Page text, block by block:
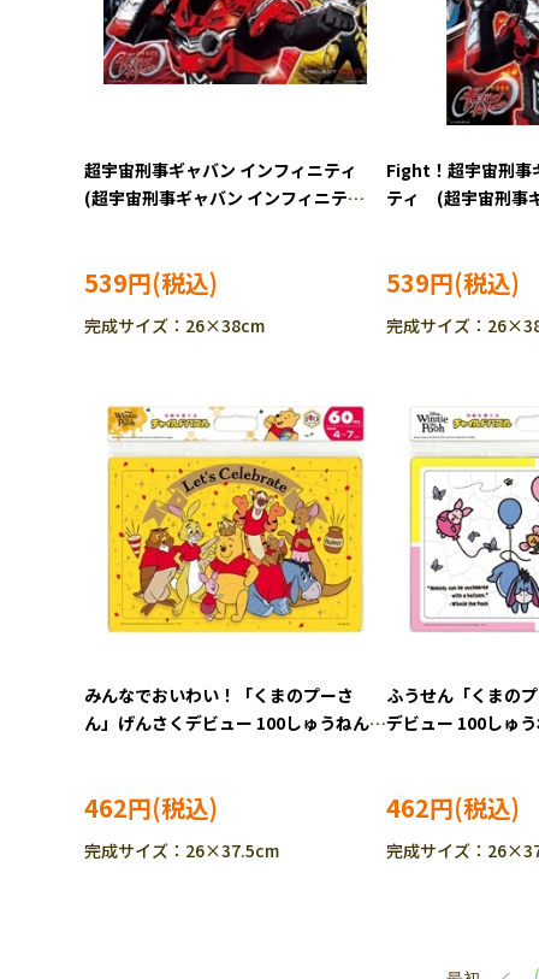
超宇宙刑事ギャバン インフィニティ
(超宇宙刑事ギャバン インフィニテ
539円
完成サイズ：26×38cm
Fight！超宇宙刑事
ティ (超宇宙刑事
539円
完成サイズ：
みんなでおいわい！「くまのプーさ
ん」げんさくデビュー 100しゅうねん
462円
完成サイズ：26×37.5cm
ふうせん「くまの
デビュー 100しゅ
462円
完成サイズ：